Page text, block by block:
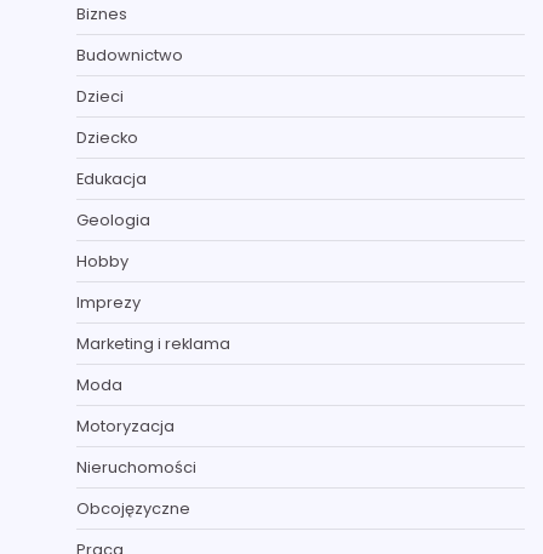
Biznes
Budownictwo
Dzieci
Dziecko
Edukacja
Geologia
Hobby
Imprezy
Marketing i reklama
Moda
Motoryzacja
Nieruchomości
Obcojęzyczne